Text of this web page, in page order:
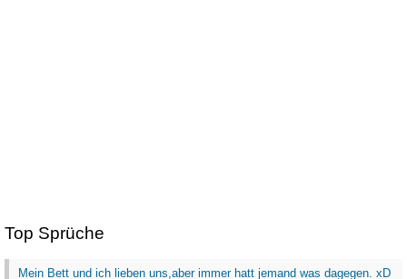
Top Sprüche
Mein Bett und ich lieben uns,aber immer hatt jemand was dagegen. xD